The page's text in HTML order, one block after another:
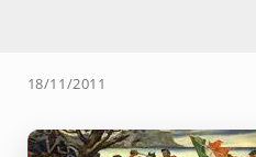
18/11/2011